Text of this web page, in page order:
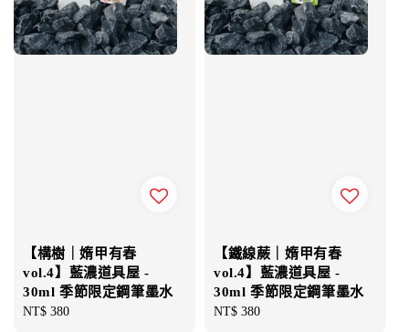
【構樹｜媠甲有春
vol.4】藍濃道具屋 -
30ml 季節限定鋼筆墨水
Regular
NT$ 380
【鐵線蕨｜媠甲有春
vol.4】藍濃道具屋 -
30ml 季節限定鋼筆墨水
Regular
NT$ 380